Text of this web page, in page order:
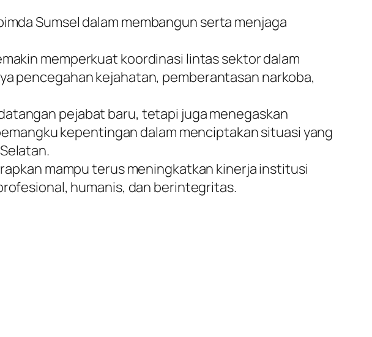
Sumsel dalam membangun serta menjaga
memperkuat koordinasi lintas sektor dalam
pencegahan kejahatan, pemberantasan narkoba,
pejabat baru, tetapi juga menegaskan
kepentingan dalam menciptakan situasi yang
mampu terus meningkatkan kinerja institusi
humanis, dan berintegritas.